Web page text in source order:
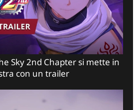
Sky 2nd Chapter si mette in
con un trailer